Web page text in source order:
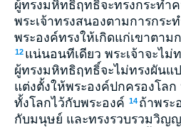
ผู้ทรงมหิทธิฤทธิ์จะทรงกระทำ
พระเจ้าทรงสนองตามการกระ
พระองค์ทรงให้เกิดแก่เขาตาม
12 แน่นอนทีเดียว พระเจ้าจะไม่
ผู้ทรงมหิทธิฤทธิ์จะไม่ทรงผันแ
แต่งตั้งให้พระองค์ปกครองโล
ทั้งโลกไว้กับพระองค์ 14 ถ้าพระ
กับมนุษย์ และทรงรวบรวมวิญ